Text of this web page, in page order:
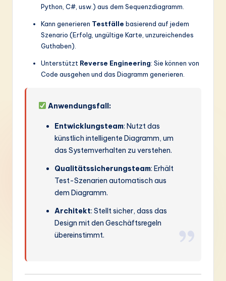
Python, C#, usw.) aus dem Sequenzdiagramm.
Kann generieren Testfälle basierend auf jedem
Szenario (Erfolg, ungültige Karte, unzureichendes
Guthaben).
Unterstützt Reverse Engineering: Sie können von
Code ausgehen und das Diagramm generieren.
Anwendungsfall:
Entwicklungsteam: Nutzt das
künstlich intelligente Diagramm, um
das Systemverhalten zu verstehen.
Qualitätssicherungsteam: Erhält
Test-Szenarien automatisch aus
dem Diagramm.
Architekt: Stellt sicher, dass das
Design mit den Geschäftsregeln
übereinstimmt.